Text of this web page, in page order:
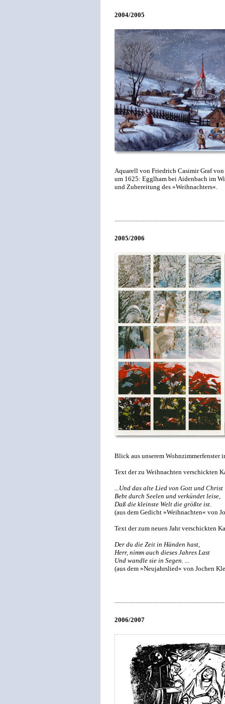
2004/2005
Aquarell von Friedrich Casimir Graf
um 1625: Egglham bei Aidenbach im
und Zubereitung des »Weihnachters«.
2005/2006
Blick aus unserem Wohnzimmerfenster
Text der zu Weihnachten verschickten
...Und das alte Lied von Gott und Christ
Bebt durch Seelen und verkündet leise,
Daß die kleinste Welt die größte ist.
(aus dem Gedicht »Weihnachten« von
Text der zum neuen Jahr verschickten
Der du die Zeit in Händen hast,
Herr, nimm auch dieses Jahres Last
Und wandle sie in Segen. ...
(aus dem »Neujahrslied« von Jochen
2006/2007